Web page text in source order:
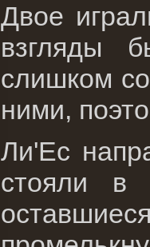
Двое
взгляды
слишком
ними,
Ли'Ес
стояли в